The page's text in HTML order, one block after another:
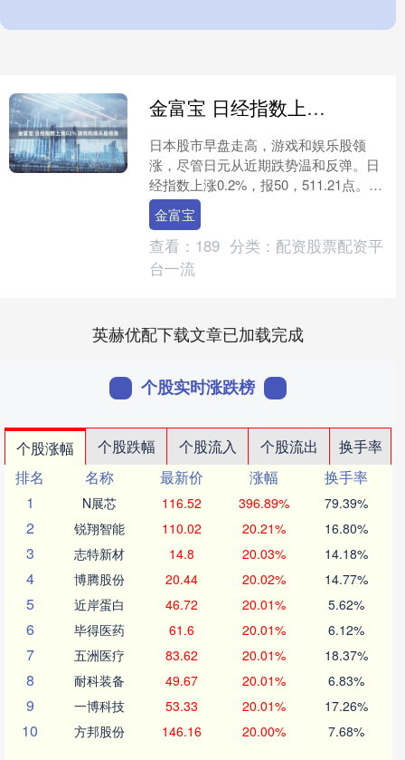
金富宝 日经指数上涨02% 游戏和娱乐股领涨
日本股市早盘走高，游戏和娱乐股领
涨，尽管日元从近期跌势温和反弹。日
经指数上涨0.2%，报50，511.21点。
Capcom上涨3.6%，索尼集团上涨
2.2%。美....
金富宝
查看： 189 分类： 配资股票配资平
台一流
英赫优配下载文章已加载完成
个股实时涨跌榜
个股涨幅 个股跌幅 个股流入 个股流出
换手率
排名
名称 最新价 涨幅
换手率
1
N展芯 116.52 396.89% 79.39%
2 锐翔智能 110.02 20.21% 16.80%
3 志特新材 14.8 20.03% 14.18%
4 博腾股份 20.44 20.02% 14.77%
5 近岸蛋白 46.72 20.01% 5.62%
6 毕得医药 61.6 20.01% 6.12%
7 五洲医疗 83.62 20.01% 18.37%
8 耐科装备 49.67 20.01% 6.83%
9 一博科技 53.33 20.01% 17.26%
10 方邦股份 146.16 20.00% 7.68%